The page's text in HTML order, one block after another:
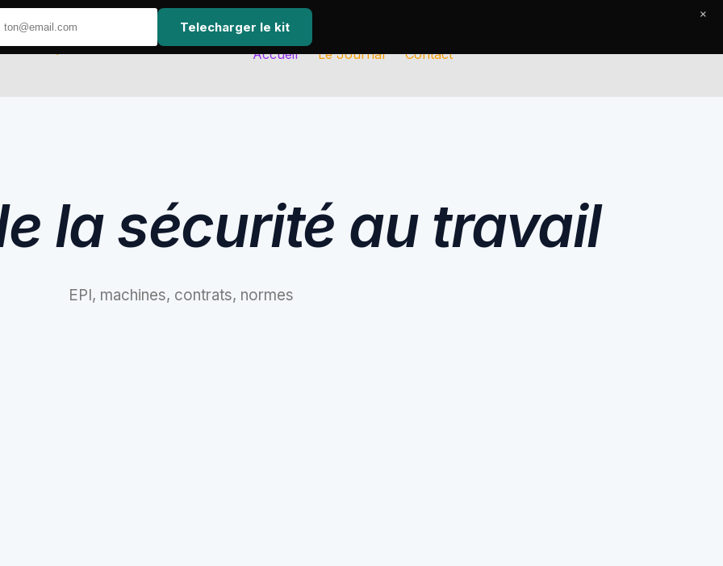
Accueil Le Journal Contact
la sécurité au travail
EPI, machines, contrats, normes
Telecharger le kit
×